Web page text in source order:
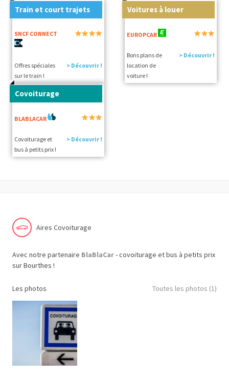
Train et court trajets
SNCF CONNECT
Offres spéciales
sur le train !
> Découvrir !
Voitures à louer
EUROPCAR
Bons plans de
location de
voiture !
> Découvrir !
Covoiturage
BLABLACAR
Covoiturage et
bus à petits prix !
> Découvrir !
Aires Covoiturage
Avec notre partenaire BlaBlaCar- covoiturage et bus à petits prix
sur Bourthes !
Les photos Toutes les photos (1)